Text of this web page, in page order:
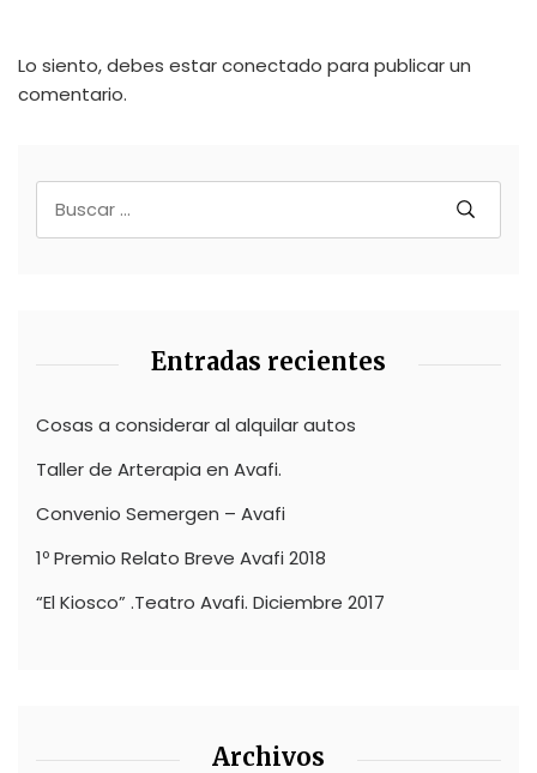
Lo siento, debes estarconectado para publicar un
comentario.
Entradas recientes
Cosas a considerar al alquilar autos
Taller de Arterapia en Avafi.
Convenio Semergen – Avafi
1º Premio Relato Breve Avafi 2018
“El Kiosco” .Teatro Avafi. Diciembre 2017
Archivos